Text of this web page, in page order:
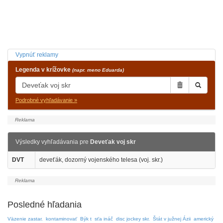
Vypnúť reklamy
Legenda v krížovke (napr. meno Eduarda)
Podrobné vyhľadávanie »
Výsledky vyhľadávania pre Deveťak voj skr
DVT deveťák, dozorný vojenského telesa (voj. skr.)
Posledné hľadania
Väzenie zastar. kontaminovať Býk t sťa ináč disc jockey skr. Štát v južnej Ázii americký